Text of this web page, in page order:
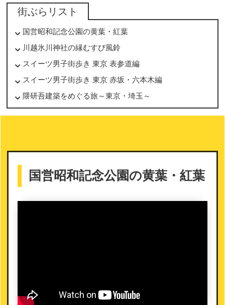
街ぶらリスト
国営昭和記念公園の黄葉・紅葉
川越氷川神社の縁むすび風鈴
スイーツ男子街歩き 東京 表参道編
スイーツ男子街歩き 東京 赤坂・六本木編
隈研吾建築をめぐる旅～東京・埼玉～
国営昭和記念公園の黄葉・紅葉